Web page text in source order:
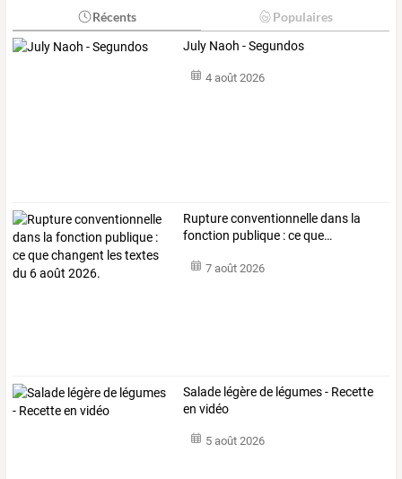
Récents Populaires
July Naoh - Segundos
4 août 2026
Ruptureconventionnelledans la
fonction publique :ceque…
7 août 2026
Salade légère de légumes - Recette
en vidéo
5 août 2026